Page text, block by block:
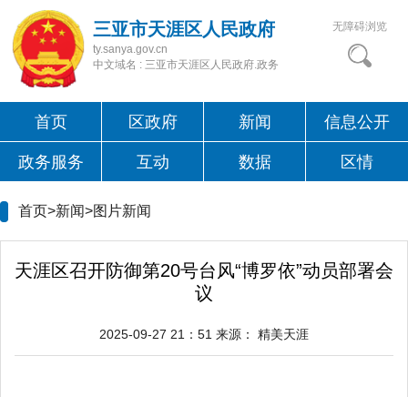
三亚市天涯区人民政府
ty.sanya.gov.cn
中文域名 : 三亚市天涯区人民政府.政务
无障碍浏览
首页 区政府 新闻 信息公开
政务服务 互动 数据 区情
首页>新闻>图片新闻
天涯区召开防御第20号台风“博罗依”动员部署会
议
2025-09-27 21：51 来源： 精美天涯